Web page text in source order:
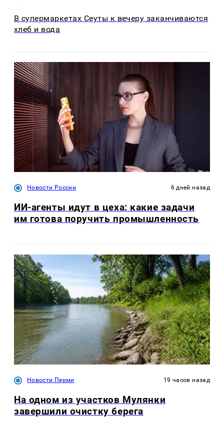
В супермаркетах Сеуты к вечеру заканчиваются
хлеб и вода
Новости России 6 дней назад
ИИ-агенты идут в цеха: какие задачи
им готова поручить промышленность
Новости Перми 19 часов назад
На одном из участков Мулянки
завершили очистку берега